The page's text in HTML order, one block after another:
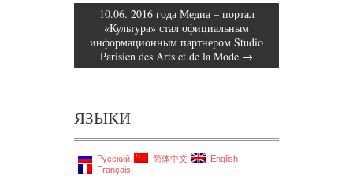
10.06. 2016 года Медиа – портал
«Культура» стал официальным
информационным партнером Studio
Parisien des Arts et de la Mode →
ЯЗЫКИ
Русский 简体中文
English
Français